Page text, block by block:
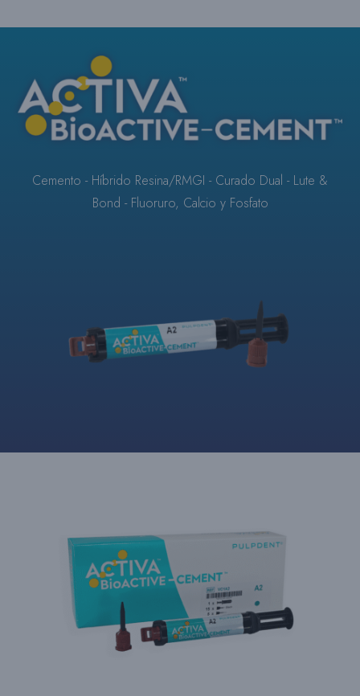
Cemento - Híbrido Resina/RMGI - Curado Dual - Lute &
Bond - Fluoruro, Calcio y Fosfato